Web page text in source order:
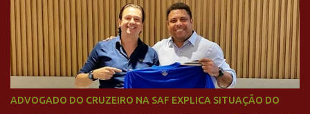
ADVOGADO DO CRUZEIRO NA SAF EXPLICA SITUAÇÃO DO